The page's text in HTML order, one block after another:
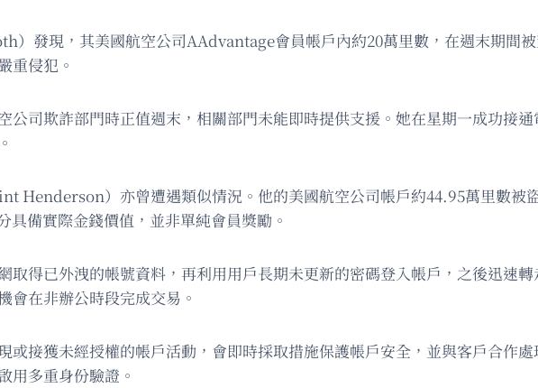
）發現，其美國航空公司AAdvantage會員帳戶內約20萬里數，在週末期間
重侵犯。
公司欺詐部門時正值週末，相關部門未能即時提供支援。她在星期一成功接
Henderson）亦曾遭遇類似情況。他的美國航空公司帳戶約44.95萬里數被
具備實際金錢價值，並非單純會員獎勵。
取得已外洩的帳號資料，再利用用戶長期未更新的密碼登入帳戶，之後迅速
會在非辦公時段完成交易。
或接獲未經授權的帳戶活動，會即時採取措施保護帳戶安全，並與客戶合作
用多重身份驗證。